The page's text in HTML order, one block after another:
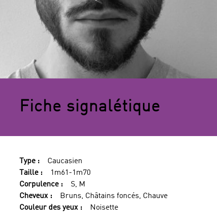
Fiche signalétique
Type :
Caucasien
Taille :
1m61-1m70
Corpulence :
S, M
Cheveux :
Bruns, Châtains foncés, Chauve
Couleur des yeux :
Noisette